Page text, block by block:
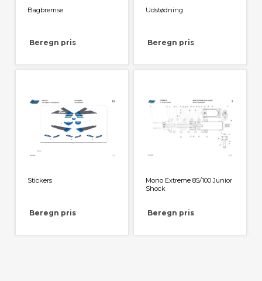
Bagbremse
Beregn pris
Udstødning
Beregn pris
Stickers
Beregn pris
Mono Extreme 85/100 Junior
Shock
Beregn pris